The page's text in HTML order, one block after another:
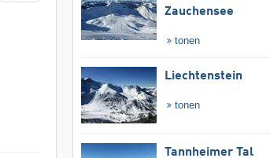
Zauchensee
tonen
Liechtenstein
tonen
Tannheimer Tal